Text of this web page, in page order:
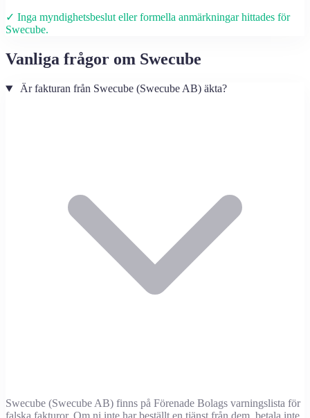
✓ Inga myndighetsbeslut eller formella anmärkningar hittades för
Swecube.
Vanliga frågor om Swecube
Är fakturan från Swecube (Swecube AB) äkta?
Swecube (Swecube AB) finns på Förenade Bolags varningslista för